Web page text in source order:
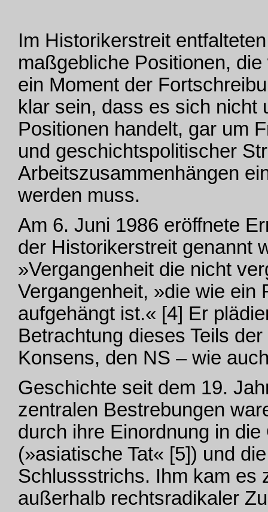
Im Historikerstreit
maßgebliche Positionen,
ein Moment der
klar sein, dass es sich nicht
Positionen handelt, gar um
und geschichtspolitischer
Arbeitszusammenhängen
werden muss.
Am 6. Juni 1986 eröffnete
der Historikerstreit genannt
»Vergangenheit die nicht
Vergangenheit, »die wie ein
aufgehängt ist.« [4] Er
Betrachtung dieses Teils
Konsens, den NS – wie
Geschichte seit dem 19.
zentralen Bestrebungen
durch ihre Einordnung in
(»asiatische Tat« [5]) und
Schlussstrichs. Ihm kam es
außerhalb rechtsradikaler